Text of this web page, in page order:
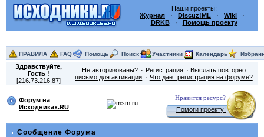
Наши проекты:
Журнал · Discuz!ML · Wiki ·
DRKB· Помощь проекту
ПРАВИЛА FAQ Помощь Поиск Участники Календарь
Здравствуйте,
Гость!
[216.73.216.87]
Не авторизованы? Регистрация
Выслать повторно
письмо для активации
Что даёт регистрация на форуме?
Форум на
Исходниках.RU
Нравится ресурс?
Помоги проекту!
Сообщение Форума